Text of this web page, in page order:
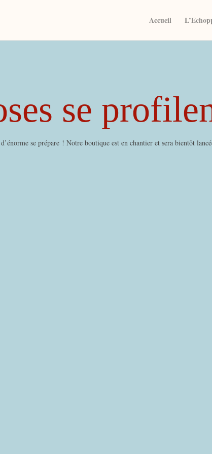
Accueil
se
se prépare ! Notre boutique est en chantier et sera bientôt